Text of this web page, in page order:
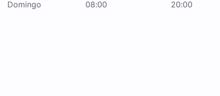
Domingo 08:00 20:00